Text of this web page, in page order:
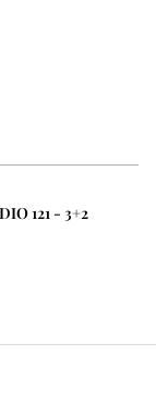
121 - 3+2